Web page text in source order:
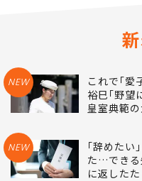
NEW
これで｢愛
裕巳｢野望
皇室典範
NEW
｢辞めたい
た…できる
に返した